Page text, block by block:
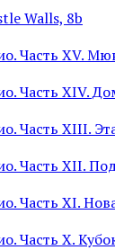
Walls, 8b
Часть XV.
Часть XIV.
Часть XIII.
Часть XII.
Часть XI.
Часть X.